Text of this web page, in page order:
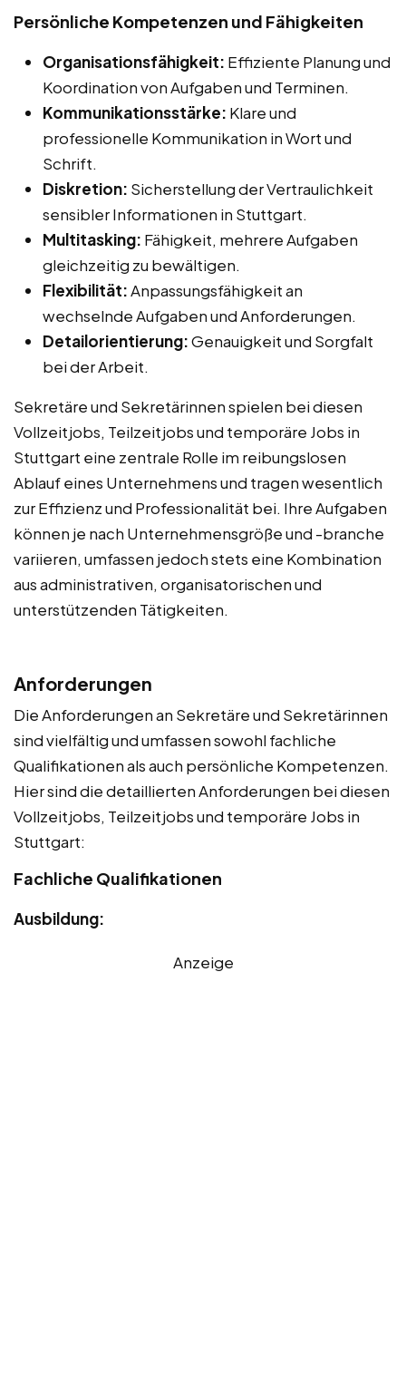
Persönliche Kompetenzen und Fähigkeiten
Organisationsfähigkeit: Effiziente Planung und
Koordination von Aufgaben und Terminen.
Kommunikationsstärke: Klare und
professionelle Kommunikation in Wort und
Schrift.
Diskretion: Sicherstellung der Vertraulichkeit
sensibler Informationen in Stuttgart.
Multitasking: Fähigkeit, mehrere Aufgaben
gleichzeitig zu bewältigen.
Flexibilität:Anpassungsfähigkeit an
wechselnde Aufgaben und Anforderungen.
Detailorientierung:Genauigkeit und Sorgfalt
bei der Arbeit.
Sekretäre und Sekretärinnen spielen bei diesen
Vollzeitjobs, Teilzeitjobs und temporäre Jobs in
Stuttgart eine zentrale Rolle im reibungslosen
Ablauf eines Unternehmens und tragen wesentlich
zur Effizienz und Professionalität bei. Ihre Aufgaben
können je nach Unternehmensgröße und -branche
variieren, umfassen jedoch stets eine Kombination
aus administrativen, organisatorischen und
unterstützenden Tätigkeiten.
Anforderungen
Die Anforderungen an Sekretäre und Sekretärinnen
sind vielfältig und umfassen sowohl fachliche
Qualifikationen als auch persönliche Kompetenzen.
Hier sind die detaillierten Anforderungen bei diesen
Vollzeitjobs, Teilzeitjobs und temporäre Jobs in
Stuttgart:
Fachliche Qualifikationen
Ausbildung:
Anzeige